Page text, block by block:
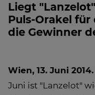
Liegt
Puls-Orakel für
die Gewinner
Wien, 13. Juni 2014.
Juni ist "Lanzelot"